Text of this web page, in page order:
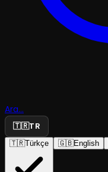
Ara...
🇹🇷TR
🇹🇷Türkçe 🇬🇧English